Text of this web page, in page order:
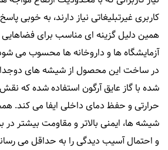
کاربری غیرتبلیغاتی نیاز دارند، به‌ خوبی
همین دلیل گزینه‌ ای مناسب برای فضاهایی
آزمایشگاه‌ ها و داروخانه‌ ها محسوب می‌
در ساخت این محصول از شیشه‌ های
شده با گاز عایق آرگون استفاده شده که
حرارتی و حفظ دمای داخلی ایفا می‌ کند.
شیشه‌ ها، ایمنی بالاتر و مقاومت بیشتر در
و احتمال آسیب‌ دیدگی را به حداقل می‌